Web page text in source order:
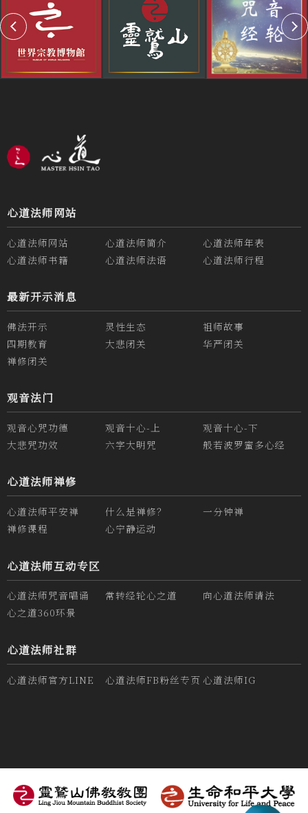
心道法师网站
心道法师网站 心道法师简介
心道法师年表
心道法师书籍
心道法师法语 心道法师行程
最新开示消息
佛法开示 灵性生态
祖师故事
四期教育
大悲闭关
华严闭关
禅修闭关
观音法门
观音心咒功德 观音十心-上
观音十心-下
大悲咒功效
六字大明咒 般若波罗蜜多心经
心道法师禅修
心道法师平安禅 什么是禅修？
一分钟禅
禅修课程
心宁静运动
心道法师互动专区
心道法师咒音唱诵 常转经轮心之道
向心道法师请法
心之道360环景
心道法师社群
心道法师官方LINE 心道法师FB粉丝专页 心道法师IG